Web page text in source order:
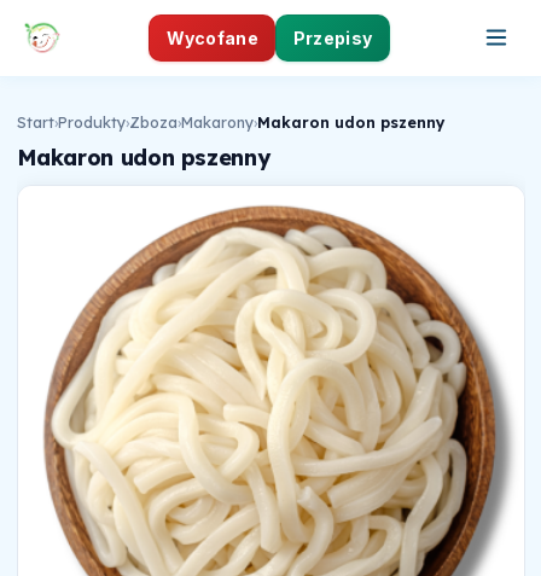
Wycofane Przepisy
Start›Produkty›Zboza›Makarony›Makaron udon pszenny
Makaron udon pszenny